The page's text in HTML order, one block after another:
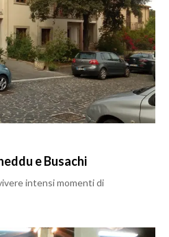
e Busachi
intensi momenti di